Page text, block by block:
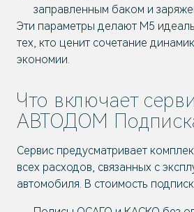
заправленным баком и
Эти параметры делают M5
тех, кто ценит сочетание
экономии.
Что включает
АВТОДОМ
Сервис предусматривает
всех расходов, связанных с
автомобиля. В стоимость